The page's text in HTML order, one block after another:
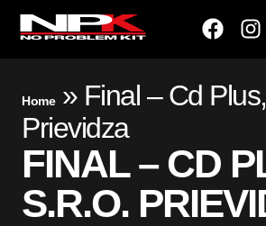
Home» Final – Cd
Prievidza
FINAL – CD
S.R.O.